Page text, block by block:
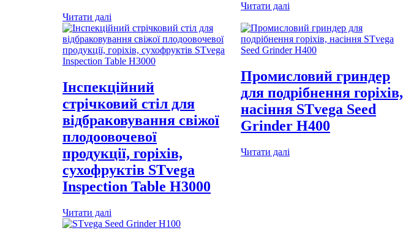
Читати далі
Читати далі
Інспекційний
стрічковий стіл для
відбраковування свіжої
плодоовочевої
продукції, горіхів,
сухофруктів STvega
Inspection Table H3000
Читати далі
Промисловий гриндер
для подрібнення горіхів,
насіння STvega Seed
Grinder H400
Читати далі